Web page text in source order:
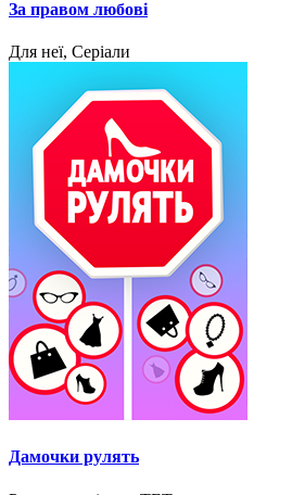
За правом любові
Для неї, Серіали
Дамочки рулять